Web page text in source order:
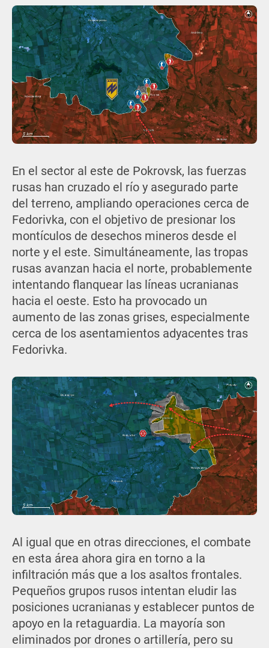
En el sector al este de Pokrovsk, las fuerzas
rusas han cruzado el río y asegurado parte
del terreno, ampliando operaciones cerca de
Fedorivka, con el objetivo de presionar los
montículos de desechos mineros desde el
norte y el este. Simultáneamente, las tropas
rusas avanzan hacia el norte, probablemente
intentando flanquear las líneas ucranianas
hacia el oeste. Esto ha provocado un
aumento de las zonas grises, especialmente
cerca de los asentamientos adyacentes tras
Fedorivka.
Al igual que en otras direcciones, el combate
en esta área ahora gira en torno a la
infiltración más que a los asaltos frontales.
Pequeños grupos rusos intentan eludir las
posiciones ucranianas y establecer puntos de
apoyo en la retaguardia. La mayoría son
eliminados por drones o artillería, pero su